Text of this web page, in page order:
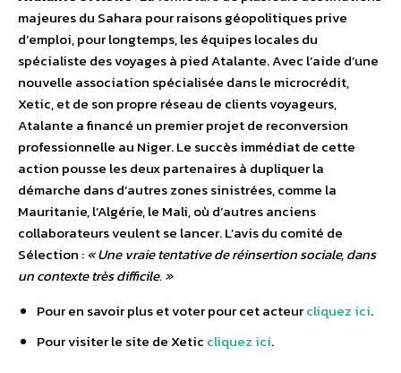
majeures du Sahara pour raisons géopolitiques prive
d’emploi, pour longtemps, les équipes locales du
spécialiste des voyages à pied Atalante. Avec l’aide d’une
nouvelle association spécialisée dans le microcrédit,
Xetic, et de son propre réseau de clients voyageurs,
Atalante a financé un premier projet de reconversion
professionnelle au Niger. Le succès immédiat de cette
action pousse les deux partenaires à dupliquer la
démarche dans d’autres zones sinistrées, comme la
Mauritanie, l’Algérie, le Mali, où d’autres anciens
collaborateurs veulent se lancer. L’avis du comité de
Sélection :« Une vraie tentative de réinsertion sociale, dans
un contexte très difficile. »
Pour en savoir plus et voter pour cet acteurcliquez ici.
Pour visiter le site de Xetic cliquez ici.